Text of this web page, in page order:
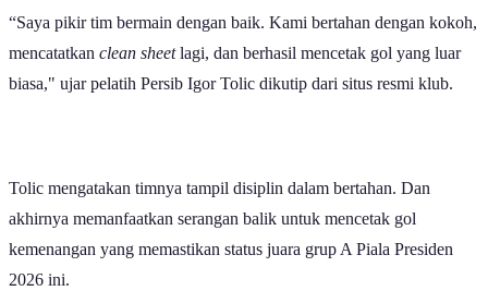
“Saya pikir tim bermain dengan baik. Kami bertahan dengan kokoh,
mencatatkan clean sheetlagi, dan berhasil mencetak gol yang luar
biasa," ujar pelatih Persib Igor Tolic dikutip dari situs resmi klub.
Tolic mengatakan timnya tampil disiplin dalam bertahan. Dan
akhirnya memanfaatkan serangan balik untuk mencetak gol
kemenangan yang memastikan status juara grup A Piala Presiden
2026 ini.